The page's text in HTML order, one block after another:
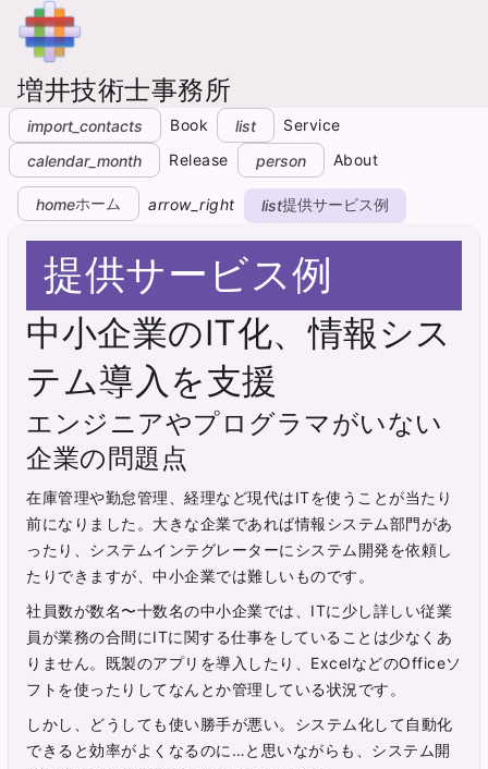
増井技術士事務所
import_contacts Book list
Service
calendar_month
Release person About
homeホーム arrow_right list提供サービス例
提供サービス例
中小企業のIT化、情報シス
テム導入を支援
エンジニアやプログラマがいない
企業の問題点
在庫管理や勤怠管理、経理など現代はITを使うことが当たり
前になりました。大きな企業であれば情報システム部門があ
ったり、システムインテグレーターにシステム開発を依頼し
たりできますが、中小企業では難しいものです。
社員数が数名〜十数名の中小企業では、ITに少し詳しい従業
員が業務の合間にITに関する仕事をしていることは少なくあ
りません。既製のアプリを導入したり、ExcelなどのOfficeソ
フトを使ったりしてなんとか管理している状況です。
しかし、どうしても使い勝手が悪い。システム化して自動化
できると効率がよくなるのに…と思いながらも、システム開